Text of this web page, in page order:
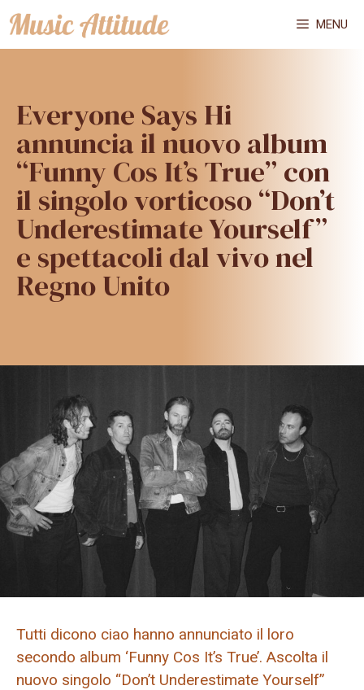
Vai
al
MENU
Everyone Says Hi
annuncia il nuovo album
“Funny Cos It’s True” con
il singolo vorticoso “Don’t
Underestimate Yourself”
e spettacoli dal vivo nel
Regno Unito
Tutti dicono ciao hanno annunciato il loro
secondo album ‘Funny Cos It’s True’. Ascolta il
nuovo singolo “Don’t Underestimate Yourself”